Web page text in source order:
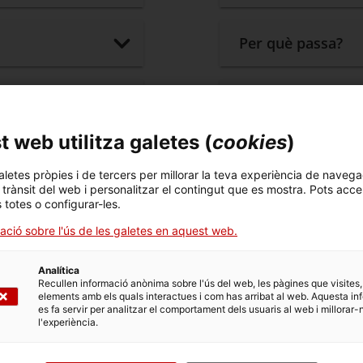
Per què passa?
web utilitza galetes (cookies)
pròpies i de tercers per millorar la teva experiència de
del web i personalitzar el contingut que es mostra. Pots
totes o configurar-les.
sobre l'ús de les galetes en aquest web.
Analítica
Recullen informació anònima sobre l'ús del web, les pàgines que
elements amb els quals interactues i com has arribat al web. Aquesta
es fa servir per analitzar el comportament dels usuaris al web i millorar-
l'experiència.